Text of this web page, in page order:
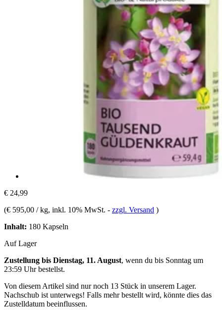
€ 24,99
(€ 595,00 / kg, inkl. 10% MwSt. - zzgl. Versand )
Inhalt: 180 Kapseln
Auf Lager
Zustellung bis Dienstag, 11. August, wenn du bis Sonntag um
23:59 Uhrbestellst.
Von diesem Artikel sind nur noch 13 Stück in unserem Lager.
Nachschub ist unterwegs! Falls mehr bestellt wird, könnte dies das
Zustelldatum beeinflussen.